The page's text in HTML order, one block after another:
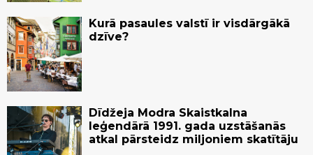
Kurā pasaules valstī ir visdārgākā
dzīve?
Dīdžeja Modra Skaistkalna
leģendārā 1991. gada uzstāšanās
atkal pārsteidz miljoniem skatītāju